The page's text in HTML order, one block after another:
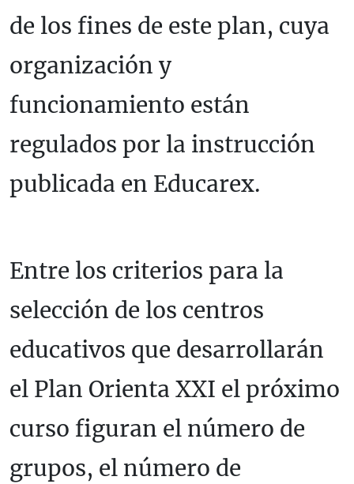
de los fines de este plan, cuya
organización y
funcionamiento están
regulados por la instrucción
publicada en Educarex.
Entre los criterios para la
selección de los centros
educativos que desarrollarán
el Plan Orienta XXI el próximo
curso figuran el número de
grupos, el número de